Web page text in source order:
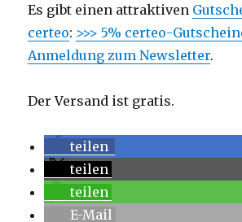
Es gibt einen attraktiven
certeo: >>> 5% certeo-
Anmeldung zum Newsletter.
Der Versand ist gratis.
teilen
teilen
teilen
E-Mail